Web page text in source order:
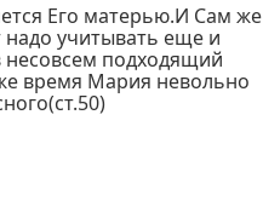
Его матерью.И Сам же
надо учитывать еще и
подходящий
время Мария невольно